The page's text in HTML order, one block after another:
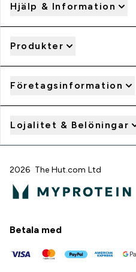
Hjälp & Information
Produkter
Företagsinformation
Lojalitet & Belöningar
2026 The Hut.com Ltd
Betala med